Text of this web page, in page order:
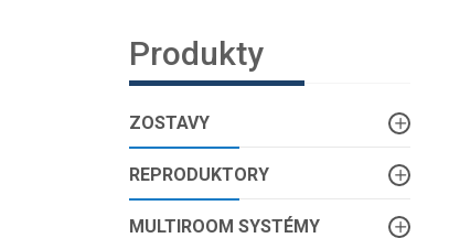
Produkty
ZOSTAVY
REPRODUKTORY
MULTIROOM SYSTÉMY